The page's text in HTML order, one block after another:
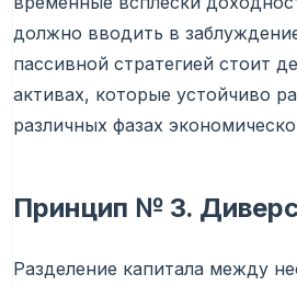
должно вводить в
пассивной стратегией стоит
активах, которые устойчиво
различных фазах
Принцип № 3.
Разделение капитала между